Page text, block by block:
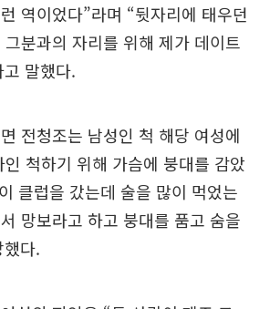
역이었다”라며 “뒷자리에 태우던
분과의 자리를 위해 제가 데이트
말했다.
전청조는 남성인 척 해당 여성에
척하기 위해 가슴에 붕대를 감았
클럽을 갔는데 술을 많이 먹었는
망보라고 하고 붕대를 품고 숨을
다.